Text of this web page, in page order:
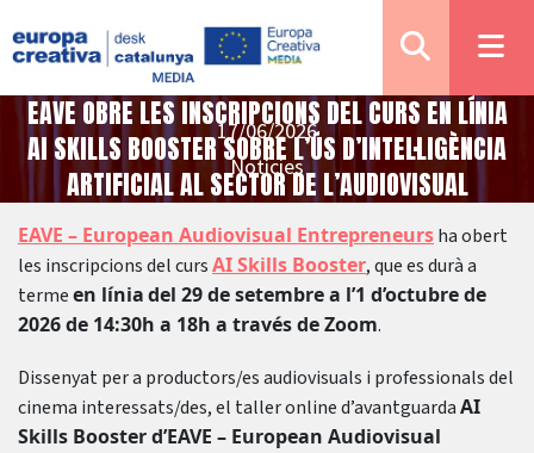
Notícies
EAVE OBRE LES INSCRIPCIONS DEL CURS EN LÍNIA
AI SKILLS BOOSTER SOBRE L’ÚS D’INTEL·LIGÈNCIA
ARTIFICIAL AL SECTOR DE L’AUDIOVISUAL
17/06/2026
EAVE – European Audiovisual Entrepreneursha obert
les inscripcions del cursAI Skills Booster, que es durà a
termeen líniadel 29 de setembre a l’1 d’octubre de
2026 de 14:30h a 18h a través de Zoom.
Dissenyat per a productors/es audiovisuals i professionals del
cinema interessats/des, el taller online d’avantguardaAI
Skills Booster d’EAVE – European Audiovisual